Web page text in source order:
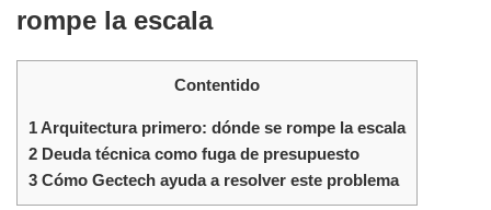
rompe la escala
Contentido
1Arquitectura primero: dónde se rompe la escala
2 Deuda técnica como fuga de presupuesto
3 Cómo Gectech ayuda a resolver este problema